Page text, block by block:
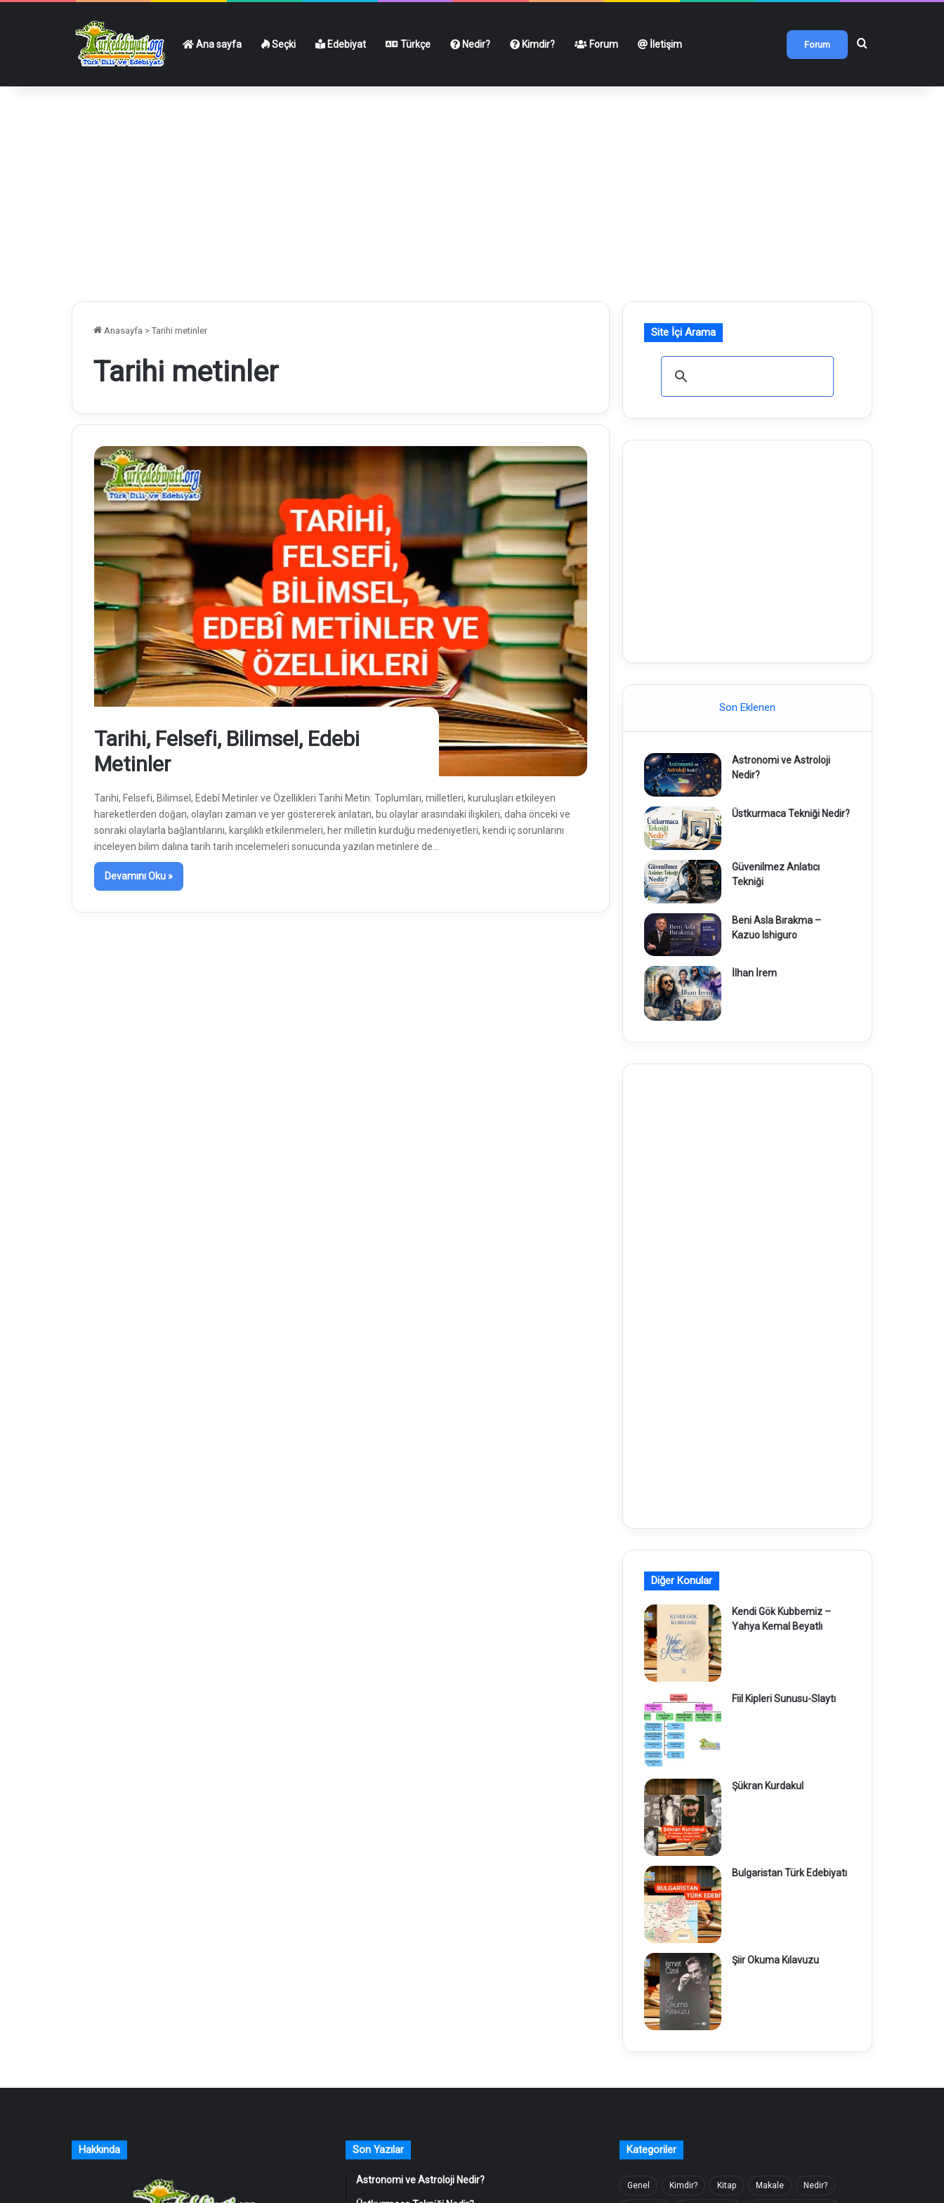
Ana sayfa Seçki Edebiyat Türkçe Nedir? Kimdir? Forum İletişim Forum Arama yap ...
Anasayfa > Tarihi metinler
Tarihi metinler
Tarihi, Felsefi, Bilimsel, Edebi
Metinler
Tarihi, Felsefi, Bilimsel, Edebî Metinler ve Özellikleri Tarihi Metin: Toplumları, milletleri, kuruluşları etkileyen
hareketlerden doğan, olayları zaman ve yer göstererek anlatan, bu olaylar arasındaki ilişkileri, daha önceki ve
sonraki olaylarla bağlantılarını, karşılıklı etkilenmeleri, her milletin kurduğu medeniyetleri, kendi iç sorunlarını
inceleyen bilim dalına tarih tarih incelemeleri sonucunda yazılan metinlere de…
Devamını Oku »
Site İçi Arama
Son Eklenen
Astronomi ve Astroloji
Nedir?
Üstkurmaca Tekniği Nedir?
Güvenilmez Anlatıcı
Tekniği
Beni Asla Bırakma –
Kazuo Ishiguro
İlhan İrem
Diğer Konular
Kendi Gök Kubbemiz –
Yahya Kemal Beyatlı
Fiil Kipleri Sunusu-Slaytı
Şükran Kurdakul
Bulgaristan Türk Edebiyatı
Şiir Okuma Kılavuzu
Hakkında Son Yazılar
Astronomi ve Astroloji Nedir?
Kategoriler
Genel Kimdir? Kitap Makale Nedir?